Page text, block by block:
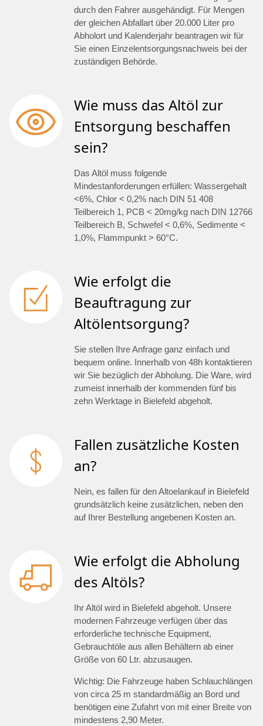
durch den Fahrer ausgehändigt. Für Mengen
der gleichen Abfallart über 20.000 Liter pro
Abholort und Kalenderjahr beantragen wir für
Sie einen Einzelentsorgungsnachweis bei der
zuständigen Behörde.
Wie muss das Altöl zur
Entsorgung beschaffen
sein?
Das Altöl muss folgende
Mindestanforderungen erfüllen: Wassergehalt
<6%, Chlor < 0,2% nach DIN 51 408
Teilbereich 1, PCB < 20mg/kg nach DIN 12766
Teilbereich B, Schwefel < 0,6%, Sedimente <
1,0%, Flammpunkt > 60°C.
Wie erfolgt die
Beauftragung zur
Altölentsorgung?
Sie stellen Ihre Anfrage ganz einfach und
bequem online. Innerhalb von 48h kontaktieren
wir Sie bezüglich der Abholung. Die Ware, wird
zumeist innerhalb der kommenden fünf bis
zehn Werktage in Bielefeld abgeholt.
Fallen zusätzliche Kosten
an?
Nein, es fallen für den Altoelankauf in Bielefeld
grundsätzlich keine zusätzlichen, neben den
auf Ihrer Bestellung angebenen Kosten an.
Wie erfolgt die Abholung
des Altöls?
Ihr Altöl wird in Bielefeld abgeholt. Unsere
modernen Fahrzeuge verfügen über das
erforderliche technische Equipment,
Gebrauchtöle aus allen Behältern ab einer
Größe von 60 Ltr. abzusaugen.
Wichtig: Die Fahrzeuge haben Schlauchlängen
von circa 25 m standardmäßig an Bord und
benötigen eine Zufahrt von mit einer Breite von
mindestens 2,90 Meter.